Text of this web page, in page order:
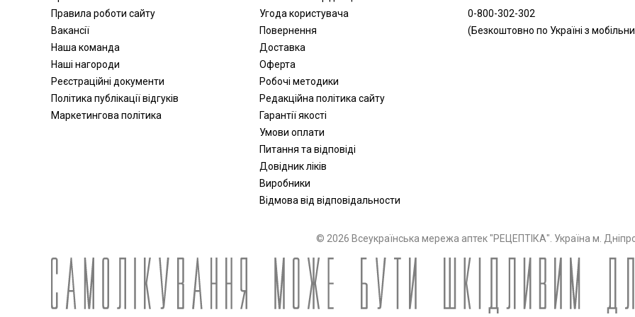
колясок
Медичні матраци
Аплікатори Ляпко
Лампи
Знезараження і кварцування
Дарсонвалі
Магнітотерапія
Віброакустичні апарати
Партнерська програма
дозиметри
Стерилізація
Правила роботи сайту
Вакансії
Наша команда
Наші нагороди
Реєстраційні документи
Політика публікації відгуків
Маркетингова політика
Угода користувача
Повернення
Доставка
Оферта
Робочі методики
Редакційна політика сайту
Гарантії якості
Умови оплати
Питання та відповіді
Довідник ліків
Виробники
Відмова від відповідальности
0-800-302-302
(Безкоштовно по Україні з
© 2026 Всеукраїнська мережа аптек "РЕЦЕПТІКА". Україна м.